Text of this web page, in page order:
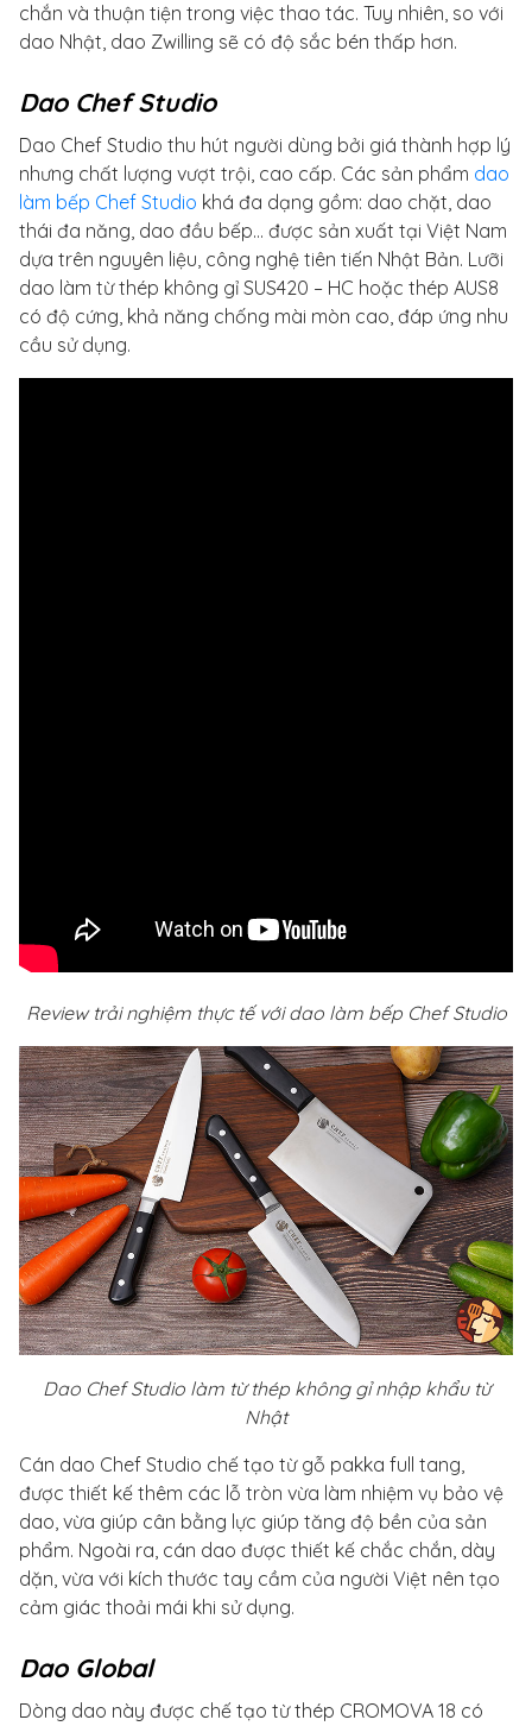
chắn và thuận tiện trong việc thao tác. Tuy nhiên, so với
dao Nhật, dao Zwilling sẽ có độ sắc bén thấp hơn.
Dao Chef Studio
Dao Chef Studio thu hút người dùng bởi giá thành hợp lý
nhưng chất lượng vượt trội, cao cấp. Các sản phẩm dao
làm bếp Chef Studio khá đa dạng gồm: dao chặt, dao
thái đa năng, dao đầu bếp… được sản xuất tại Việt Nam
dựa trên nguyên liệu, công nghệ tiên tiến Nhật Bản. Lưỡi
dao làm từ thép không gỉ SUS420 – HC hoặc thép AUS8
có độ cứng, khả năng chống mài mòn cao, đáp ứng nhu
cầu sử dụng.
Review trải nghiệm thực tế với dao làm bếp Chef Studio
Dao Chef Studio làm từ thép không gỉ nhập khẩu từ
Nhật
Cán dao Chef Studio chế tạo từ gỗ pakka full tang,
được thiết kế thêm các lỗ tròn vừa làm nhiệm vụ bảo vệ
dao, vừa giúp cân bằng lực giúp tăng độ bền của sản
phẩm. Ngoài ra, cán dao được thiết kế chắc chắn, dày
dặn, vừa với kích thước tay cầm của người Việt nên tạo
cảm giác thoải mái khi sử dụng.
Dao Global
Dòng dao này được chế tạo từ thép CROMOVA 18 có